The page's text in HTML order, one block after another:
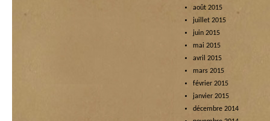
août 2015
juillet 2015
juin 2015
mai 2015
avril 2015
mars 2015
février 2015
janvier 2015
décembre 2014